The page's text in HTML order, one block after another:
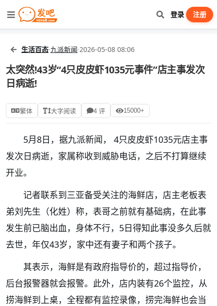
登录 注册
生活百态·九派新闻·2026-05-08 08:06
太突然!43岁“4只皮皮虾1035元事件”店主事发次
日病逝!
繁体 大字阅读 4 评 15000+
5月8日，据九派新闻， 4只皮皮虾1035元店主事
发次日病逝，家属称收到威胁电话，之后不打算继续
开业。
记者联系到三亚备受关注的海鲜店，店主老板表
弟刘先生（化姓）称，表哥之前就有基础病，在此事
发生前已脑出血，身体不行，5日得知此事没多久后就
去世，年仅43岁，家中还有妻子和两个孩子。
其表示，海鲜是有政府指导价的，超过指导价，
后台报警器就会报警。此外，店内装有26个监控，从
捞海鲜到上桌，全程都有监控录像，捞完海鲜也会当